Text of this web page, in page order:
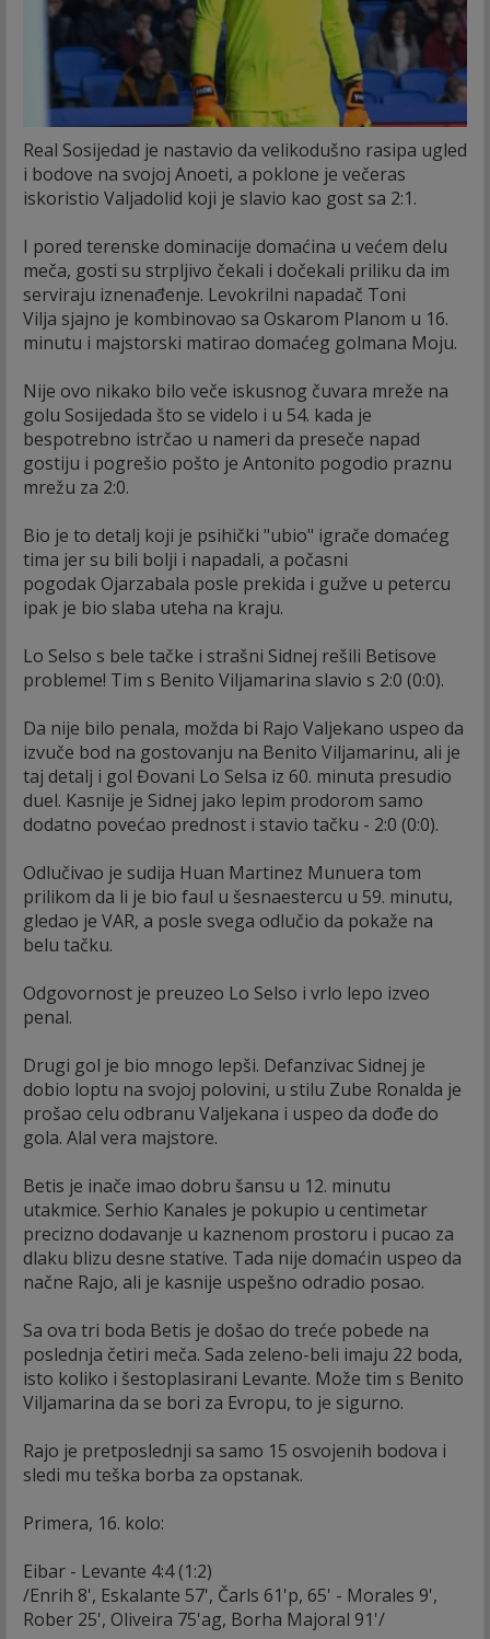
Real Sosijedad je nastavio da velikodušno rasipa ugled
i bodove na svojoj Anoeti, a poklone je večeras
iskoristio Valjadolid koji je slavio kao gost sa 2:1.
I pored terenske dominacije domaćina u većem delu
meča, gosti su strpljivo čekali i dočekali priliku da im
serviraju iznenađenje. Levokrilni napadač Toni
Vilja sjajno je kombinovao sa Oskarom Planom u 16.
minutu i majstorski matirao domaćeg golmana Moju.
Nije ovo nikako bilo veče iskusnog čuvara mreže na
golu Sosijedada što se videlo i u 54. kada je
bespotrebno istrčao u nameri da preseče napad
gostiju i pogrešio pošto je Antonito pogodio praznu
mrežu za 2:0.
Bio je to detalj koji je psihički "ubio" igrače domaćeg
tima jer su bili bolji i napadali, a počasni
pogodak Ojarzabala posle prekida i gužve u petercu
ipak je bio slaba uteha na kraju.
Lo Selso s bele tačke i strašni Sidnej rešili Betisove
probleme! Tim s Benito Viljamarina slavio s 2:0 (0:0).
Da nije bilo penala, možda bi Rajo Valjekano uspeo da
izvuče bod na gostovanju na Benito Viljamarinu, ali je
taj detalj i gol Đovani Lo Selsa iz 60. minuta presudio
duel. Kasnije je Sidnej jako lepim prodorom samo
dodatno povećao prednost i stavio tačku - 2:0 (0:0).
Odlučivao je sudija Huan Martinez Munuera tom
prilikom da li je bio faul u šesnaestercu u 59. minutu,
gledao je VAR, a posle svega odlučio da pokaže na
belu tačku.
Odgovornost je preuzeo Lo Selso i vrlo lepo izveo
penal.
Drugi gol je bio mnogo lepši. Defanzivac Sidnej je
dobio loptu na svojoj polovini, u stilu Zube Ronalda je
prošao celu odbranu Valjekana i uspeo da dođe do
gola. Alal vera majstore.
Betis je inače imao dobru šansu u 12. minutu
utakmice. Serhio Kanales je pokupio u centimetar
precizno dodavanje u kaznenom prostoru i pucao za
dlaku blizu desne stative. Tada nije domaćin uspeo da
načne Rajo, ali je kasnije uspešno odradio posao.
Sa ova tri boda Betis je došao do treće pobede na
poslednja četiri meča. Sada zeleno-beli imaju 22 boda,
isto koliko i šestoplasirani Levante. Može tim s Benito
Viljamarina da se bori za Evropu, to je sigurno.
Rajo je pretposlednji sa samo 15 osvojenih bodova i
sledi mu teška borba za opstanak.
Primera, 16. kolo:
Eibar - Levante 4:4 (1:2)
/Enrih 8', Eskalante 57', Čarls 61'p, 65' - Morales 9',
Rober 25', Oliveira 75'ag, Borha Majoral 91'/